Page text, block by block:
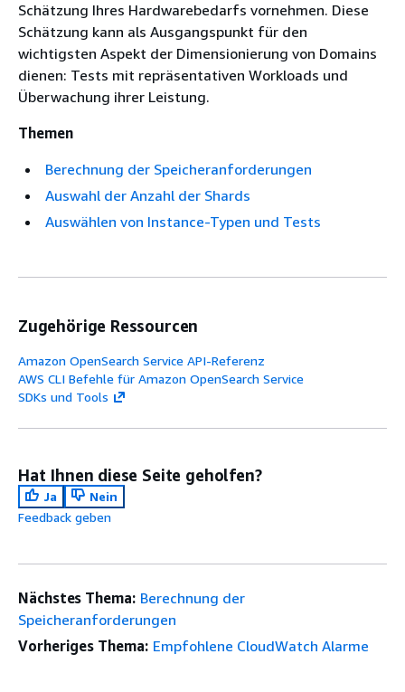
Schätzung Ihres Hardwarebedarfs vornehmen. Diese
Schätzung kann als Ausgangspunkt für den
wichtigsten Aspekt der Dimensionierung von Domains
dienen: Tests mit repräsentativen Workloads und
Überwachung ihrer Leistung.
Themen
Berechnung der Speicheranforderungen
Auswahl der Anzahl der Shards
Auswählen von Instance-Typen und Tests
Zugehörige Ressourcen
Amazon OpenSearch Service API-Referenz
AWS CLI Befehle für Amazon OpenSearch Service
SDKs und Tools
Hat Ihnen diese Seite geholfen?
Ja
Nein
Feedback geben
Nächstes Thema: Berechnung der
Speicheranforderungen
Vorheriges Thema: Empfohlene CloudWatch Alarme